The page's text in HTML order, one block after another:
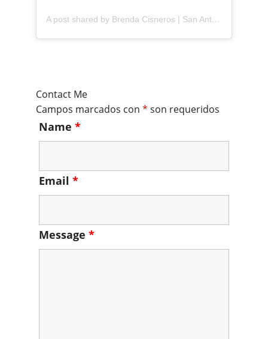
A post shared by Brenda Cisneros | San Antonio Content Creator (@mejorandomihogar)
Contact Me
Campos marcados con * son requeridos
Name *
Email *
Message *